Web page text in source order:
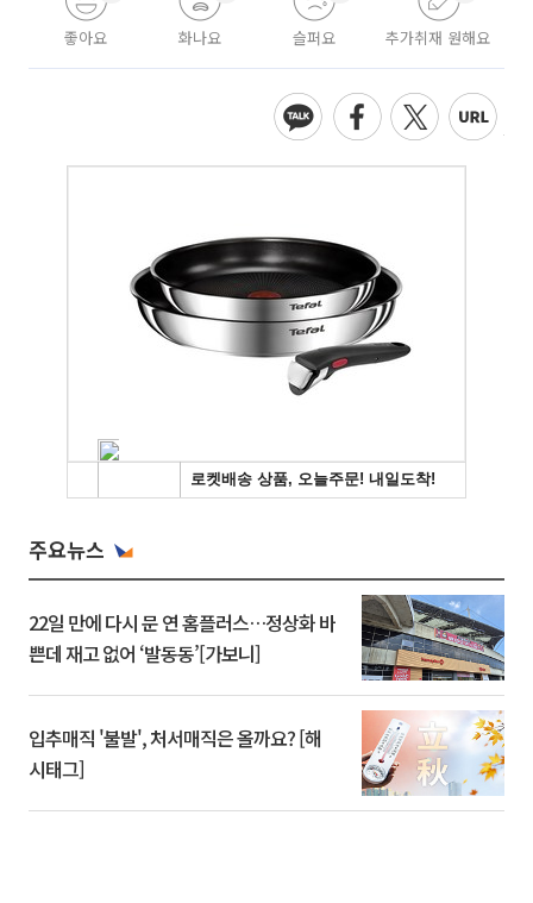
좋아요 화나요 슬퍼요 추가취재 원해요
주요뉴스
22일 만에 다시 문 연 홈플러스…정상화 바
쁜데 재고 없어 ‘발동동’[가보니]
입추매직 '불발', 처서매직은 올까요? [해
시태그]